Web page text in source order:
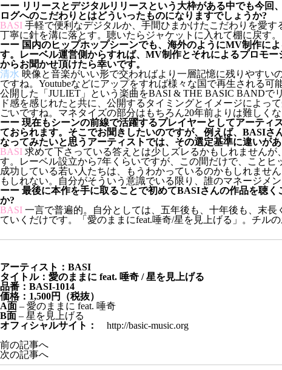
ーー リリースとデジタルリリースという大枠がある中でも今
ログへのこだわりとはどういったものになりますでしょうか?
BASI 手軽で便利なデジタルか、手間ひまかけたこだわりを愛
丁寧に針を溝に落とす。聴いたらジャケットに入れて棚に戻す
ーー 国内のヒップホップシーンでも、海外のようにMV制作に
す。レーベル運営側からすれば、MV制作とそれによるプロモ
からお聞かせ頂けたら幸いです。
清水 映像と音楽がいい形で交わればより一層記憶に残りやす
ですね。Youtubeなどにアップをすれば様々な国で再生される
公開した「JULIET」という楽曲をBASI & THE BASIC BANDで
ド感を感じれたと共に、公開するタイミングとイメージによっ
ごいですね。マネタイズの部分はもちろん20年前よりは難しく
ーー 現在もシーンの前線で活躍するプレイヤーとしてアーテ
ておられます。そこでお聞きしたいのですが、例えば、BASI
なってみたいと思うアーティストでは、その選定基準に違いが
BASI 求めて下さっている答えとは少しズレるかもしれません
す。レーベル設立から7年くらいですが、この間だけで、こと
成功している若い人たちは、もうわかっているのかもしれませ
もしれない。自分がそういう意識でいる限り、誰のマネージメン
ーー 最後に本作を手に取ることで初めてBASIさんの作品を聴
か?
BASI 一言で普遍的。自分としては、五年後も、十年後も、末
ていくだけです。「愛のままにfeat.唾奇/星を見上げる」。チル
アーティスト：BASI
タイトル：愛のままに feat. 唾奇 / 星を見上げる
品番：BASI-1014
価格：1,500円（税抜）
A面 – 愛のままに feat. 唾奇
B面 – 星を見上げる
オフィシャルサイト：
http://basic-music.org
前の記事へ
次の記事へ